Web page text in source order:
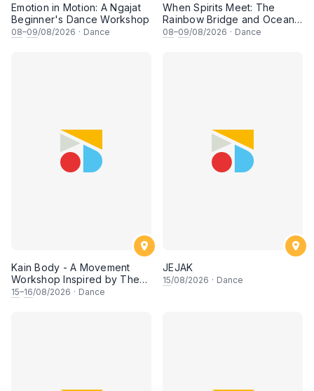
Emotion in Motion: A Ngajat
Beginner's Dance Workshop
08–09/08/2026 · Dance
When Spirits Meet: The
Rainbow Bridge and Ocean
Chants
08–09/08/2026 · Dance
Kain Body - A Movement
Workshop Inspired by The
Dusun Tatana of Sabah
15–16/08/2026 · Dance
JEJAK
15/08/2026 · Dance